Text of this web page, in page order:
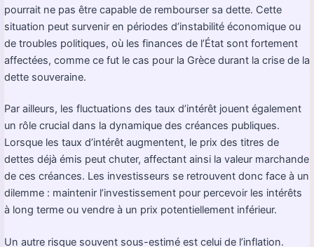
pourrait ne pas être capable de rembourser sa dette. Cette
situation peut survenir en périodes d’instabilité économique ou
de troubles politiques, où les finances de l’État sont fortement
affectées, comme ce fut le cas pour la Grèce durant la crise de la
dette souveraine.
Par ailleurs, les fluctuations des taux d’intérêt jouent également
un rôle crucial dans la dynamique des créances publiques.
Lorsque les taux d’intérêt augmentent, le prix des titres de
dettes déjà émis peut chuter, affectant ainsi la valeur marchande
de ces créances. Les investisseurs se retrouvent donc face à un
dilemme : maintenir l’investissement pour percevoir les intérêts
à long terme ou vendre à un prix potentiellement inférieur.
Un autre risque souvent sous-estimé est celui de l’inflation.